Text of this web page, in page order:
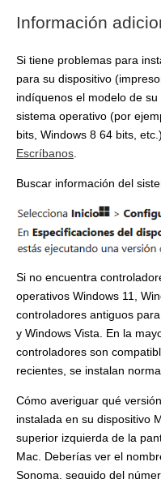
Información
Si tiene problemas para
para su dispositivo
indíquenos el modelo de
sistema operativo (por
bits, Windows 8 64 bits,
Escríbanos
Buscar información del
Si no encuentra
operativos Windows 11,
controladores antiguos
y Windows Vista. En la
controladores son
recientes, se instalan
Cómo averiguar qué
instalada en su dispositivo
superior izquierda de la
Mac. Deberías ver el
Sonoma, seguido del